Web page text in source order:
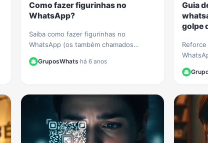
Como fazer figurinhas no
WhatsApp?
Saiba como fazer figurinhas no
WhatsApp (os também chamados
compartilhar com todos os seus
GruposWhats·há 6 anos
Guia
golpe
o nome